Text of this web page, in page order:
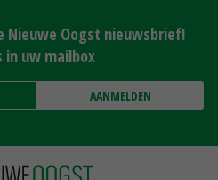
Nieuwe Oogst nieuwsbrief!
in uw mailbox
AANMELDEN